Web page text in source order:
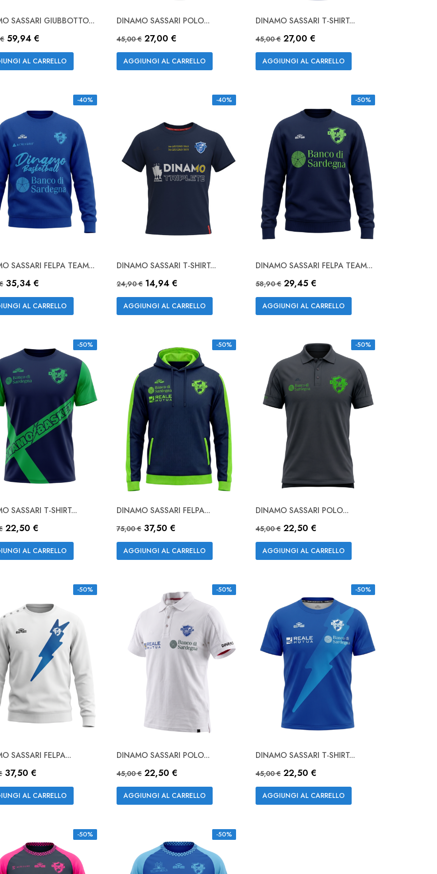
 Anteprima
SASSARI GIUBBOTTO...
base
Prezzo
59,94 €
AL CARRELLO
Anteprima
Bianco
DINAMO SASSARI POLO...
Prezzo base
45,00 € Prezzo
27,00 €
AGGIUNGI AL CARRELLO
Anteprima
Ciano
DINAMO SASSARI T-SHIRT...
Prezzo base
45,00 € Prezzo
27,00 €
AGGIUNGI AL CARRELLO
-40%
Anteprima
SASSARI FELPA TEAM...
base
Prezzo
35,34 €
AL CARRELLO
-40%
Anteprima
DINAMO SASSARI T-SHIRT...
Prezzo base
24,90 € Prezzo
14,94 €
AGGIUNGI AL CARRELLO
-50%
Anteprima
DINAMO SASSARI FELPA TEAM...
Prezzo base
58,90 € Prezzo
29,45 €
AGGIUNGI AL CARRELLO
-50%
Anteprima
NAVY
SASSARI T-SHIRT...
base
Prezzo
22,50 €
AL CARRELLO
-50%
Anteprima
DINAMO SASSARI FELPA...
Prezzo base
75,00 € Prezzo
37,50 €
AGGIUNGI AL CARRELLO
-50%
Anteprima
Bianco
DINAMO SASSARI POLO...
Prezzo base
45,00 € Prezzo
22,50 €
AGGIUNGI AL CARRELLO
-50%
Anteprima
SASSARI FELPA...
base
Prezzo
37,50 €
AL CARRELLO
-50%
Anteprima
Bianco
DINAMO SASSARI POLO...
Prezzo base
45,00 € Prezzo
22,50 €
AGGIUNGI AL CARRELLO
-50%
Anteprima
NAVY
DINAMO SASSARI T-SHIRT...
Prezzo base
45,00 € Prezzo
22,50 €
AGGIUNGI AL CARRELLO
-50% -50%